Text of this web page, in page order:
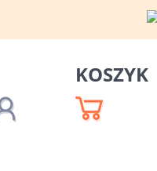
KOSZYK